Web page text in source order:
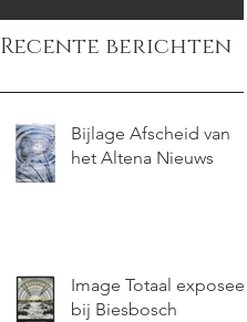
Recente berichten
Bijlage Afscheid van
het Altena Nieuws
Image Totaal exposeert
bij Biesbosch